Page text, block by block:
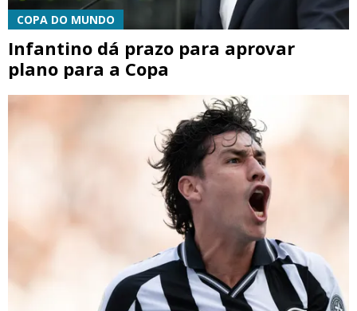
COPA DO MUNDO
Infantino dá prazo para aprovar
plano para a Copa